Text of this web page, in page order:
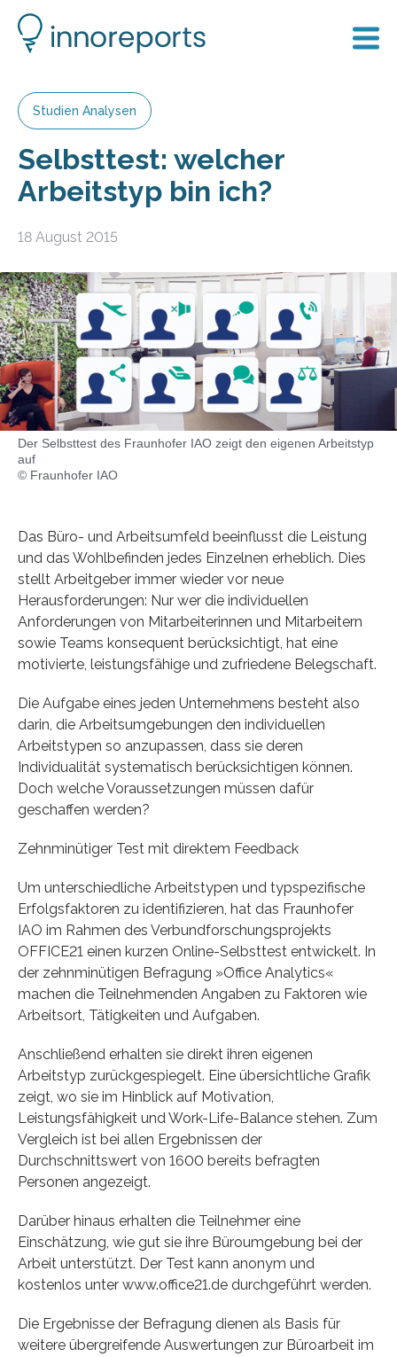
Studien Analysen
Selbsttest: welcher
Arbeitstyp bin ich?
18 August 2015
Der Selbsttest des Fraunhofer IAO zeigt den eigenen Arbeitstyp
auf
© Fraunhofer IAO
Das Büro- und Arbeitsumfeld beeinflusst die Leistung
und das Wohlbefinden jedes Einzelnen erheblich. Dies
stellt Arbeitgeber immer wieder vor neue
Herausforderungen: Nur wer die individuellen
Anforderungen von Mitarbeiterinnen und Mitarbeitern
sowie Teams konsequent berücksichtigt, hat eine
motivierte, leistungsfähige und zufriedene Belegschaft.
Die Aufgabe eines jeden Unternehmens besteht also
darin, die Arbeitsumgebungen den individuellen
Arbeitstypen so anzupassen, dass sie deren
Individualität systematisch berücksichtigen können.
Doch welche Voraussetzungen müssen dafür
geschaffen werden?
Zehnminütiger Test mit direktem Feedback
Um unterschiedliche Arbeitstypen und typspezifische
Erfolgsfaktoren zu identifizieren, hat das Fraunhofer
IAO im Rahmen des Verbundforschungsprojekts
OFFICE21 einen kurzen Online-Selbsttest entwickelt. In
der zehnminütigen Befragung »Office Analytics«
machen die Teilnehmenden Angaben zu Faktoren wie
Arbeitsort, Tätigkeiten und Aufgaben.
Anschließend erhalten sie direkt ihren eigenen
Arbeitstyp zurückgespiegelt. Eine übersichtliche Grafik
zeigt, wo sie im Hinblick auf Motivation,
Leistungsfähigkeit und Work-Life-Balance stehen. Zum
Vergleich ist bei allen Ergebnissen der
Durchschnittswert von 1600 bereits befragten
Personen angezeigt.
Darüber hinaus erhalten die Teilnehmer eine
Einschätzung, wie gut sie ihre Büroumgebung bei der
Arbeit unterstützt. Der Test kann anonym und
kostenlos unter www.office21.de durchgeführt werden.
Die Ergebnisse der Befragung dienen als Basis für
weitere übergreifende Auswertungen zur Büroarbeit im